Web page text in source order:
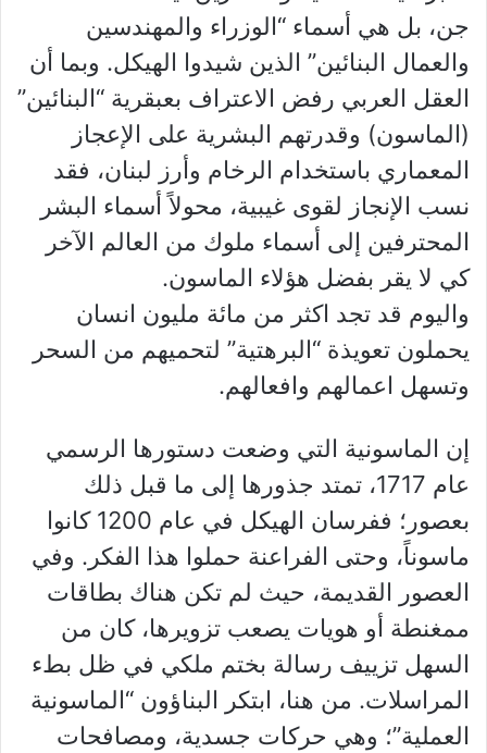
جن، بل هي أسماء “الوزراء والمهندسين
والعمال البنائين” الذين شيدوا الهيكل. وبما أن
العقل العربي رفض الاعتراف بعبقرية “البنائين”
(الماسون) وقدرتهم البشرية على الإعجاز
المعماري باستخدام الرخام وأرز لبنان، فقد
نسب الإنجاز لقوى غيبية، محولاً أسماء البشر
المحترفين إلى أسماء ملوك من العالم الآخر
كي لا يقر بفضل هؤلاء الماسون.
واليوم قد تجد اكثر من مائة مليون انسان
يحملون تعويذة “البرهتية” لتحميهم من السحر
وتسهل اعمالهم وافعالهم.
إن الماسونية التي وضعت دستورها الرسمي
عام 1717، تمتد جذورها إلى ما قبل ذلك
بعصور؛ ففرسان الهيكل في عام 1200 كانوا
ماسوناً، وحتى الفراعنة حملوا هذا الفكر. وفي
العصور القديمة، حيث لم تكن هناك بطاقات
ممغنطة أو هويات يصعب تزويرها، كان من
السهل تزييف رسالة بختم ملكي في ظل بطء
المراسلات. من هنا، ابتكر البناؤون “الماسونية
العملية”؛ وهي حركات جسدية، ومصافحات